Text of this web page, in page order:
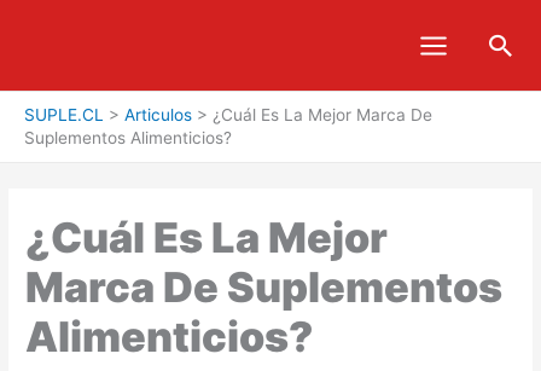
SUPLE.CL > Articulos > ¿Cuál Es La Mejor Marca De
Suplementos Alimenticios?
¿Cuál Es La Mejor
Marca De Suplementos
Alimenticios?